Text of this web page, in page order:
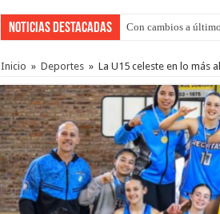
Noticias Destacadas Con cambios a
Adopción en Entre
Inicio » Deportes » La U15 celeste en lo más